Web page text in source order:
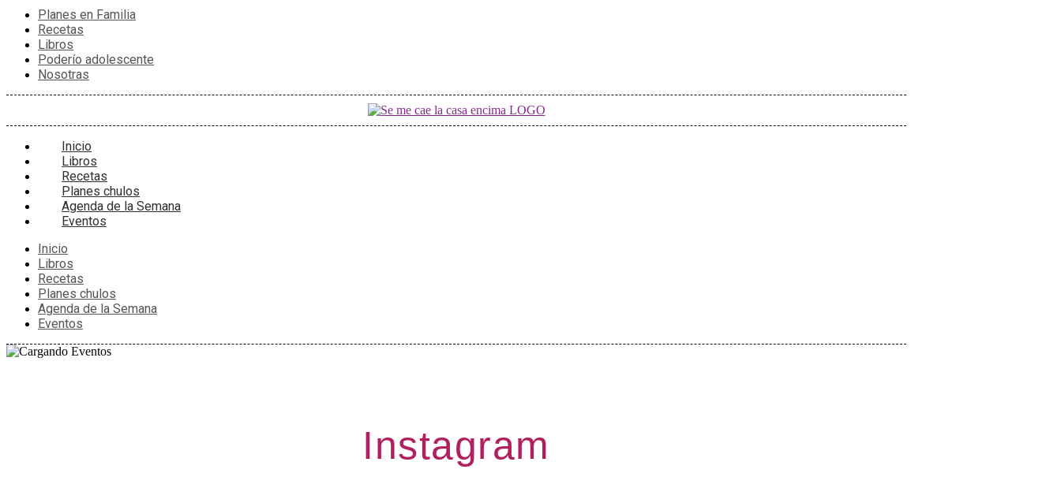
Planes en Familia
Recetas
Libros
Poderío adolescente
Nosotras
Inicio
Libros
Recetas
Planes chulos
Agenda de la Semana
Eventos
Inicio
Libros
Recetas
Planes chulos
Agenda de la Semana
Eventos
Instagram